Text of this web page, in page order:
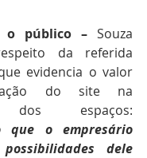
o público – Souza
da referida
evidencia o valor
do site na
dos espaços:
que o empresário
dele